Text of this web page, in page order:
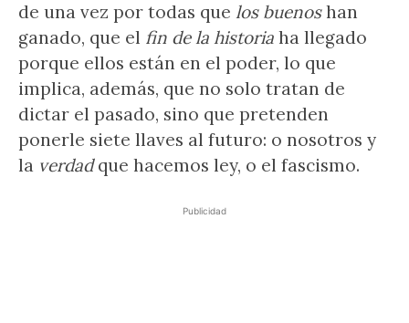
de una vez por todas que los buenoshan
ganado, que el fin de la historia ha llegado
porque ellos están en el poder, lo que
implica, además, que no solo tratan de
dictar el pasado, sino que pretenden
ponerle siete llaves al futuro: o nosotros y
la verdadque hacemos ley, o el fascismo.
Publicidad